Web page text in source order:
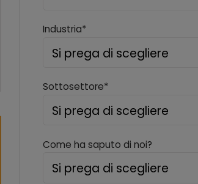
Industria*
Sottosettore*
Come ha saputo di noi?